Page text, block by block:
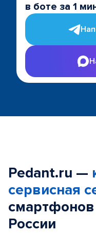
в боте за 1
Pedant.ru —
сервисная
смартфонов
России